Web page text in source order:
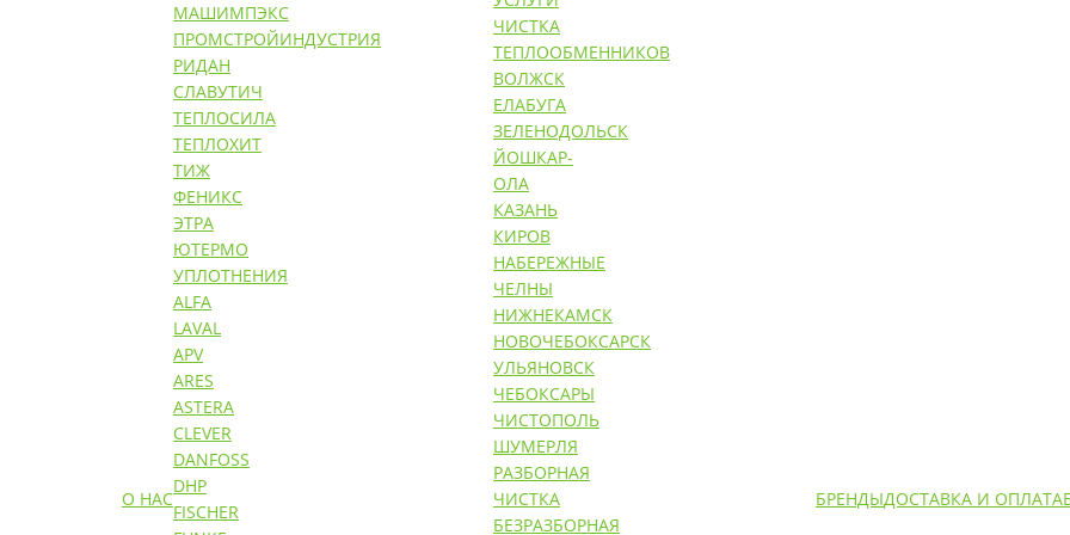
О НАС
МАШИМПЭКС
ПРОМСТРОЙИНДУСТРИЯ
РИДАН
СЛАВУТИЧ
ТЕПЛОСИЛА
ТЕПЛОХИТ
ТИЖ
ФЕНИКС
ЭТРА
ЮТЕРМО
УПЛОТНЕНИЯ
ALFA
LAVAL
APV
ARES
ASTERA
CLEVER
DANFOSS
DHP
FISCHER
ЧИСТКА
ТЕПЛООБМЕННИКОВ
ВОЛЖСК
ЕЛАБУГА
ЗЕЛЕНОДОЛЬСК
ЙОШКАР-
ОЛА
КАЗАНЬ
КИРОВ
НАБЕРЕЖНЫЕ
ЧЕЛНЫ
НИЖНЕКАМСК
НОВОЧЕБОКСАРСК
УЛЬЯНОВСК
ЧЕБОКСАРЫ
ЧИСТОПОЛЬ
ШУМЕРЛЯ
РАЗБОРНАЯ
ЧИСТКА
БЕЗРАЗБОРНАЯ
БРЕНДЫДОСТАВКА И ОПЛАТА